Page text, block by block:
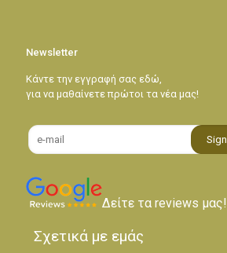
Newsletter
Κάντε την εγγραφή σας εδώ,
για να μαθαίνετε πρώτοι τα νέα μας!
Δείτε τα reviews μας!
Σχετικά με εμάς